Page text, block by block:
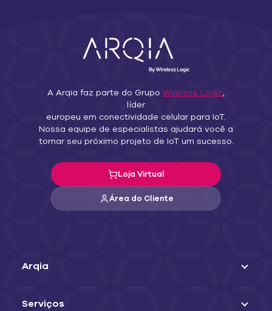
A Arqia faz parte do Grupo Wireless Logic,
líder
europeu em conectividade celular para IoT.
Nossa equipe de especialistas ajudará você a
tornar seu próximo projeto de IoT um sucesso.
Loja Virtual
Área do Cliente
Arqia
Serviços